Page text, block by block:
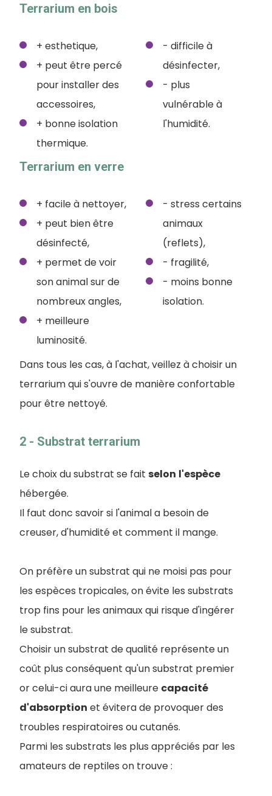
Terrarium en bois
+ esthetique,
+ peut être percé
pour installer des
accessoires,
+ bonne isolation
thermique.
- difficile à
désinfecter,
- plus
vulnérable à
l'humidité.
Terrarium en verre
+ facile à nettoyer,
+ peut bien être
désinfecté,
+ permet de voir
son animal sur de
nombreux angles,
+ meilleure
luminosité.
- stress certains
animaux
(reflets),
- fragilité,
- moins bonne
isolation.
Dans tous les cas, à l'achat, veillez à choisir un
terrarium qui s'ouvre de manière confortable
pour être nettoyé.
2 - Substrat terrarium
Le choix du substrat se fait selon l'espèce
hébergée.
Il faut donc savoir si l'animal a besoin de
creuser, d'humidité et comment il mange.
On préfère un substrat qui ne moisi pas pour
les espèces tropicales, on évite les substrats
trop fins pour les animaux qui risque d'ingérer
le substrat.
Choisir un substrat de qualité représente un
coût plus conséquent qu'un substrat premier
or celui-ci aura une meilleure capacité
d'absorption et évitera de provoquer des
troubles respiratoires ou cutanés.
Parmi les substrats les plus appréciés par les
amateurs de reptiles on trouve :